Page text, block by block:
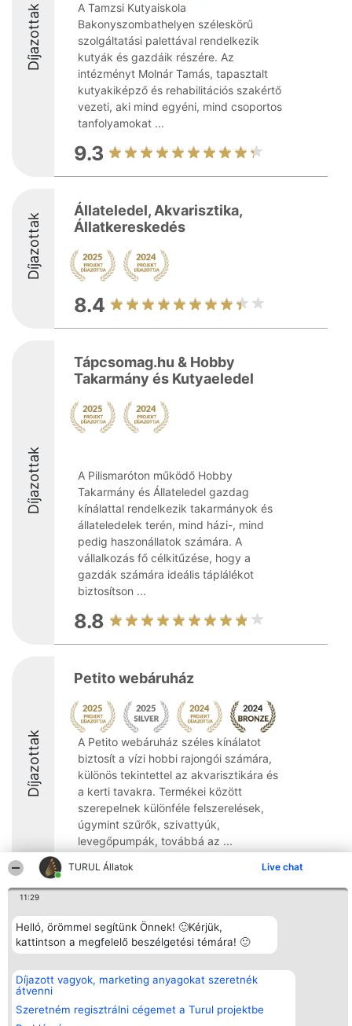
TURUL Állatok Live chat
11:29
Helló, örömmel segítünk Önnek! 🙂Kérjük,
kattintson a megfelelő beszélgetési témára! 🙂
Díjazott vagyok, marketing anyagokat szeretnék
átvenni
Szeretném regisztrálni cégemet a Turul projektbe
Díjazottak
A Tamzsi Kutyaiskola
Bakonyszombathelyen széleskörű
szolgáltatási palettával rendelkezik
kutyák és gazdáik részére. Az
intézményt Molnár Tamás, tapasztalt
kutyakiképző és rehabilitációs szakértő
vezeti, aki mind egyéni, mind csoportos
tanfolyamokat ...
9.3
Díjazottak
Állateledel, Akvarisztika,
Állatkereskedés
8.4
Díjazottak
Tápcsomag.hu & Hobby
Takarmány és Kutyaeledel
A Pilismaróton működő Hobby
Takarmány és Állateledel gazdag
kínálattal rendelkezik takarmányok és
állateledelek terén, mind házi-, mind
pedig haszonállatok számára. A
vállalkozás fő célkitűzése, hogy a
gazdák számára ideális táplálékot
biztosítson ...
8.8
Díjazottak
Petito webáruház
A Petito webáruház széles kínálatot
biztosít a vízi hobbi rajongói számára,
különös tekintettel az akvarisztikára és
a kerti tavakra. Termékei között
szerepelnek különféle felszerelések,
úgymint szűrők, szivattyúk,
levegőpumpák, továbbá az ...
9.2
Rangsorszervező
SC Beautiful Company S.R.L.
Bulevardul Aleea Timișul De
4, Ap. 13
Bukarest 53-238
Adószám 36737675
tel: +363 033 425 71
Népszavazás
Nyertesek
Az összes
listája
Szabályok
Polityka
Elérhetőség